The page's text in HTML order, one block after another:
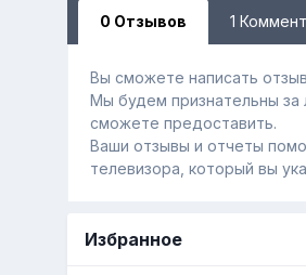
0 Отзывов 1
Вы сможете написать
Мы будем признательны
сможете предоставить.
Ваши отзывы и отчеты
телевизора, который вы
Избранное